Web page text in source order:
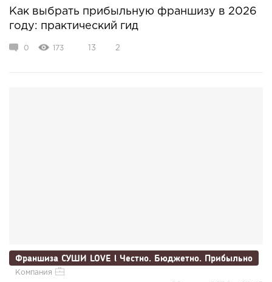
Как выбрать прибыльную франшизу в 2026
году: практический гид
0 173 13 2
Франшиза СУШИ LOVE l Честно. Бюджетно. Прибыльно
Компания